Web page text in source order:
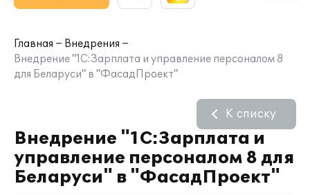
Главная
Внедрения
Внедрение "1С:Зарплата и управление персоналом 8
для Беларуси" в "ФасадПроект"
Внедрение "1С:Зарплата и
управление персоналом 8 для
Беларуси" в "ФасадПроект"
К списку